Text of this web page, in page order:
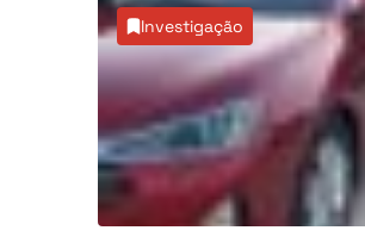
análises laboratoriais terem
detectado a presença não
de sildenafila, um
sujeito a prescrição médica
no tratamento da disfunção
entidade recomenda que os
consumidores deixem de
estes produtos e ordenou a
Investigação